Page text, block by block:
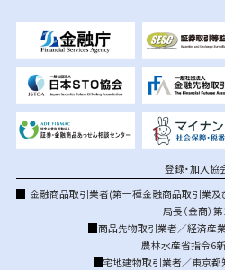
登録・加入協
金融商品取引業者(第一種金融商品取引業
局長（金商）
商品先物取引業者／経済産
農林水産省指令6
宅地建物取引業者／東京都